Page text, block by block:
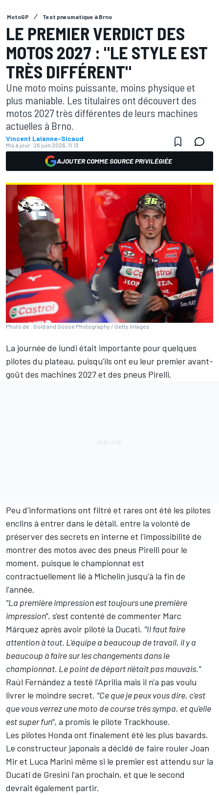
MotoGP Test pneumatique à Brno
LE PREMIER VERDICT DES
MOTOS 2027 : "LE STYLE EST
TRÈS DIFFÉRENT"
Une moto moins puissante, moins physique et
plus maniable. Les titulaires ont découvert des
motos 2027 très différentes de leurs machines
actuelles à Brno.
Vincent Lalanne-Sicaud
Mis à jour: 26 juin 2026, 11:13
AJOUTER COMME SOURCE PRIVILÉGIÉE
Photo de : Gold and Goose Photography / Getty Images
La journée de lundi était importante pour quelques
pilotes du plateau, puisqu'ils ont eu leur premier avant-
goût des machines 2027 et des pneus Pirelli.
Peu d'informations ont filtré et rares ont été les pilotes
enclins à entrer dans le détail, entre la volonté de
préserver des secrets en interne et l'impossibilité de
montrer des motos avec des pneus Pirelli pour le
moment, puisque le championnat est
contractuellement lié à Michelin jusqu'à la fin de
l'année.
"La première impression est toujours une première
impression", s'est contenté de commenter Marc
Márquez après avoir piloté la Ducati. "Il faut faire
attention à tout. L'équipe a beaucoup de travail, il y a
beaucoup à faire sur les changements dans le
championnat. Le point de départ n'était pas mauvais."
Raúl Fernández a testé l'Aprilia mais il n'a pas voulu
livrer le moindre secret. "Ce que je peux vous dire, c'est
que vous verrez une moto de course très sympa, et qu'elle
est super fun", a promis le pilote Trackhouse.
Les pilotes Honda ont finalement été les plus bavards.
Le constructeur japonais a décidé de faire roulerJoan
Miret Luca Marini même si le premier est attendu sur la
Ducati de Gresini l'an prochain, et que le second
devrait également partir.